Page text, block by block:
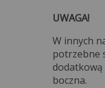
UWAGA!
W innych
potrzebne